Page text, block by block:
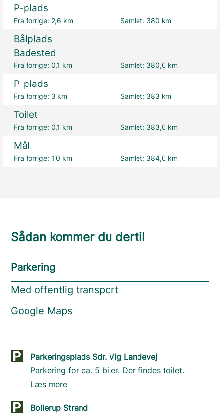
P-plads
Fra forrige: 2,6 km Samlet: 380 km
Bålplads
Badested
Fra forrige:0,1 km Samlet: 380,0 km
P-plads
Fra forrige: 3 km Samlet: 383 km
Toilet
Fra forrige:0,1 km Samlet: 383,0 km
Mål
Fra forrige:1,0 km Samlet: 384,0 km
Sådan kommer du dertil
Parkering
Med offentlig transport
Google Maps
Parkeringsplads Sdr. Vig Landevej
Parkering for ca. 5 biler. Der findes toilet.
Læs mere
Bollerup Strand